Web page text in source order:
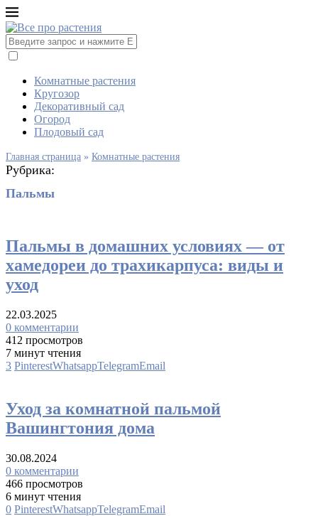
Комнатные растения
Кругозор
Декоративный сад
Огород
Плодовый сад
Главная страница » Комнатные растения
Рубрика:
Пальмы
Пальмы в домашних условиях — от
хамедореи до трахикарпуса: виды и
уход
22.03.2025
0 комментарии
412 просмотров
7 минут чтения
3 PinterestWhatsappTelegramEmail
Уход за комнатной пальмой
Вашингтония дома
30.08.2024
0 комментарии
466 просмотров
6 минут чтения
0 PinterestWhatsappTelegramEmail